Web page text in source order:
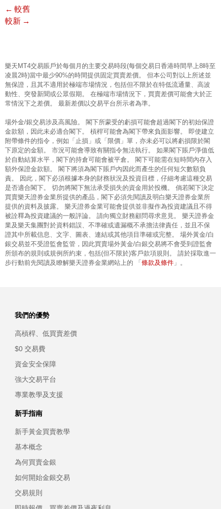
← 較舊
較新 →
樂天MT4交易賬戶於每個月的主要交易時段(每個交易日香港時間早上8時至
凌晨2時)當中最少90%的時間提供固定買賣差價。 但本公司對以上所述並
無保證，且其不適用於極端市場情況，包括但不限於在特低流通量、高波
動性、突發新聞或公眾假期。 在極端市場情況下，買賣差價可能會大於正
常情況下之差價。 最新差價以交易平台所示者為準。
場外金/銀交易涉及高風險。 閣下所蒙受的虧損可能會超過閣下的初始保證
金款額，因此未必適合閣下。 槓桿可能會為閣下帶來負面影響。 即使建立
附帶條件的指令，例如「止損」或「限價」單，亦未必可以將虧損限於閣
下原定的金額。 市況可能會導致有關指令無法執行。 如果閣下賬戶淨值低
於自動結算水平，閣下的持倉可能會被平倉。 閣下可能需在短時間內存入
額外保證金款額。 閣下將須為閣下賬戶內因此而產生的任何短欠數額負
責。 因此，閣下必須根據本身的財務狀況及投資目標，仔細考慮這種交易
是否適合閣下。 切勿將閣下無法承受損失的資金用於投機。 倘若閣下決定
買賣樂天證券金業所提供的產品，閣下必須先閱讀及明白樂天證券金業所
提供的資料及披露。 樂天證券金業可能會提供並非擬作為投資建議且不得
被詮釋為投資建議的一般評論。 請向獨立財務顧問尋求意見。 樂天證券金
業及樂天集團對於資料錯誤、不準確或遺漏概不承擔法律責任，並且不保
證其中所載信息、文字、圖表、連結或其他項目準確或完整。 場外黃金/白
銀交易並不受證監會監管，因此買賣場外黃金/白銀交易將不會受到證監會
所頒布的規則或規例所約束，包括(但不限於)客戶款項規則。 請於採取進一
步行動前先閱讀及瞭解樂天證券金業網站上的 「條款及條件 」。
我們的優勢
高槓桿、低買賣差價
$0 交易費
資金安全保障
強大交易平台
專業教學及支援
新手指南
新手黃金買賣教學
基本概念
為何買賣金銀
如何開始金銀交易
交易規則